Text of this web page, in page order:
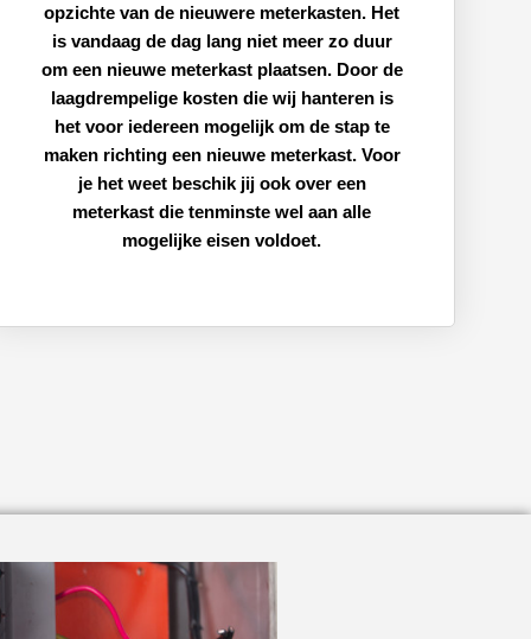
opzichte van de nieuwere meterkasten. Het
is vandaag de dag lang niet meer zo duur
om een nieuwe meterkast plaatsen. Door de
laagdrempelige kosten die wij hanteren is
het voor iedereen mogelijk om de stap te
maken richting een nieuwe meterkast. Voor
je het weet beschik jij ook over een
meterkast die tenminste wel aan alle
mogelijke eisen voldoet.